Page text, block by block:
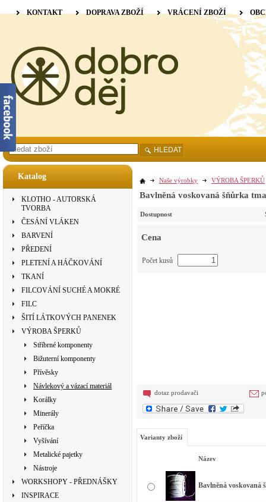
Katalog
KLOTHO - AUTORSKÁ
TVORBA
ČESÁNÍ VLÁKEN
BARVENÍ
PŘEDENÍ
PLETENÍ A HÁČKOVÁNÍ
TKANÍ
FILCOVÁNÍ SUCHÉ A MOKRÉ
FILC
ŠITÍ LÁTKOVÝCH PANENEK
VÝROBA ŠPERKŮ
Stříbrné komponenty
Bižuterní komponenty
Přívěsky
Návlekový a vázací materiál
Korálky
Minerály
Peříčka
Vyšívání
Metalické pajetky
Nástroje
WORKSHOPY - PŘEDNÁŠKY
INSPIRACE
Naše výrobky VÝROBA ŠPERKŮ
Bavlněná voskovaná šňůrka
Dostupnost
Cena
Počet kusů
dotaz prodavači
Varianty zboží
Název
Bavlněná voskovaná
KONTAKT DOPRAVA ZBOŽÍ VRÁCENÍ ZBOŽÍ
HLEDAT